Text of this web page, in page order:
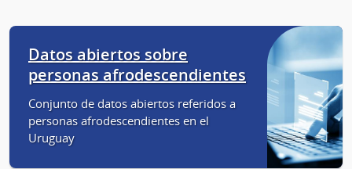
Datos abiertos sobre
personas afrodescendientes
Conjunto de datos abiertos referidos a
personas afrodescendientes en el
Uruguay